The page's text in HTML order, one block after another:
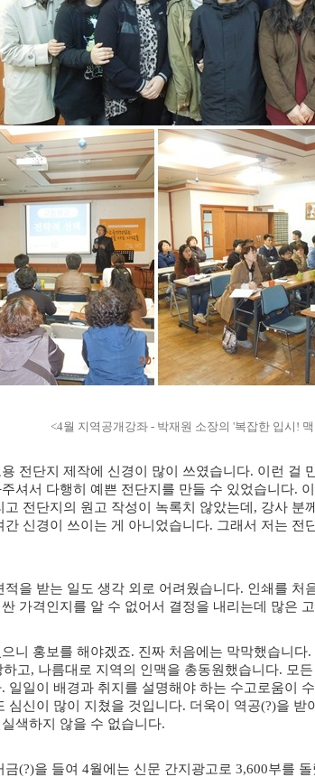
<4월 지역공개강좌 - 박재원 소장의 '복잡한 입시!
전단지 제작에 신경이 많이 쓰였습니다. 이런 걸
셔서 다행히 예쁜 전단지를 만들 수 있었습니다.
고 전단지의 원고 작성이 녹록치 않았는데 , 강사 분
간 신경이 쓰이는 게 아니었습니다. 그래서 저는 전
적을 받는 일도 생각 외로 어려웠습니다. 인쇄를 처
가격인지를 알 수 없어서 결정을 내리는데 많은
니 홍보를 해야겠죠. 진짜 처음에는 막막했습니다.
고, 나름대로 지역의 인맥을 총동원했습니다. 모
. 일일이 배경과 취지를 설명해야 하는 수고로움이
심신이 많이 지쳤을 것입니다. 더욱이 역공(?)을 받
색하지 않을 수 없습니다.
금(?)을 들여 4월에는 신문 간지광고로 3,600부를